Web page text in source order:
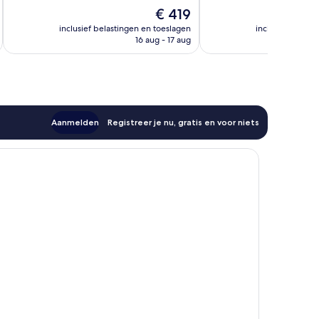
beoordelingen
De
prijs
is
€ 419
inclusief belastingen en toeslagen
16 aug - 17 aug
inclusief
Aanmelden Registreer je nu, gratis en voor niets